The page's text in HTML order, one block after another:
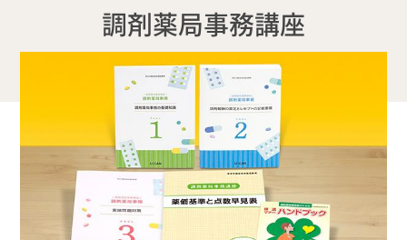
調剤薬局事務講座